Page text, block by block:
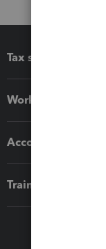
Tax software
Workflow add-ons
Accounting
Training & support